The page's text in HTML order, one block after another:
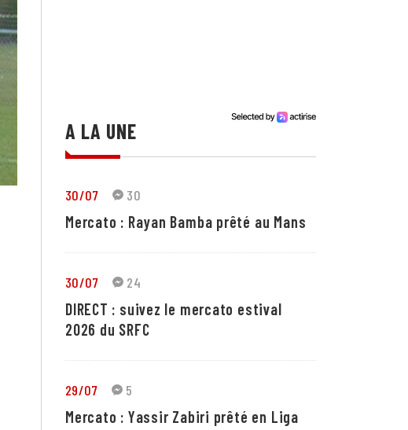
A LA UNE
30/07 30
Mercato : Rayan Bamba prêté au Mans
30/07 24
DIRECT : suivez le mercato estival
2026 du SRFC
29/07 5
Mercato : Yassir Zabiri prêté en Liga